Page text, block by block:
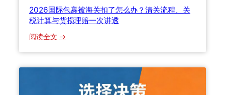
2026国际包裹被海关扣了怎么办？清关流程、关
税计算与货损理赔一次讲透
阅读全文 ：